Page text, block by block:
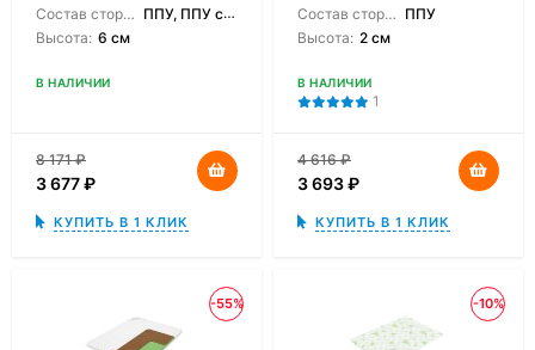
Состав сторон: ППУ, ППУ с массажным эффектом
Высота: 6 см
В НАЛИЧИИ
8 171₽
3 677₽
КУПИТЬ В 1 КЛИК
Состав сторон: ППУ
Высота: 2 см
В НАЛИЧИИ
1
4 616₽
3 693₽
КУПИТЬ В 1 КЛИК
-55% -10%